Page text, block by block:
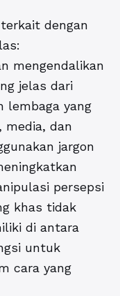
dengan
mengendalikan
jelas dari
lembaga yang
media, dan
jargon
persepsi
khas tidak
di antara
untuk
cara yang